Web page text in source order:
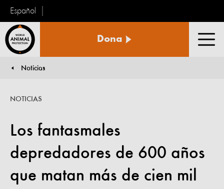
Español
Animal
Dona
Noticias
Los fantasmales
depredadores de 600 años
que matan más de cien mil
NOTICIAS